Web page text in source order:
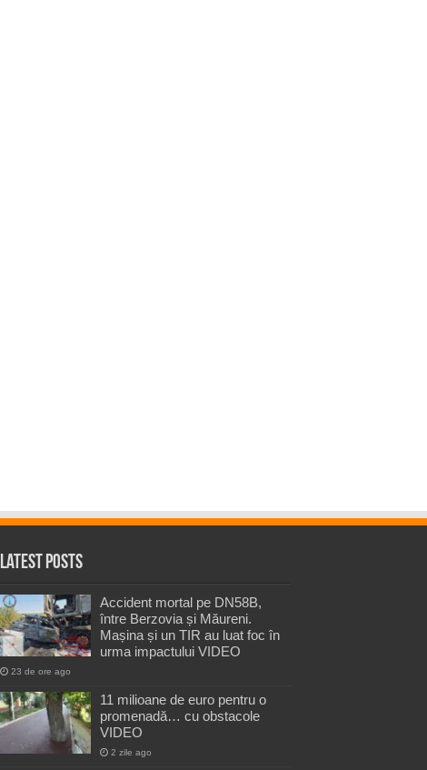
Latest Posts
Accident mortal pe DN58B,
între Berzovia și Măureni.
Mașina și un TIR au luat foc în
urma impactului VIDEO
23 de ore ago
11 milioane de euro pentru o
promenadă… cu obstacole
VIDEO
2 zile ago